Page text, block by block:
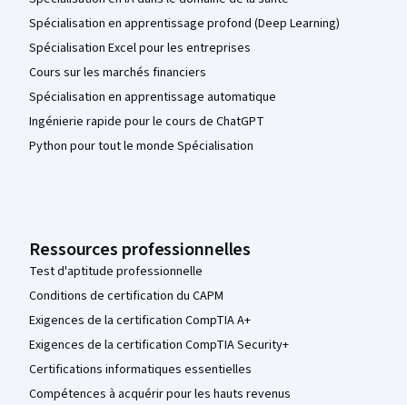
Spécialisation en apprentissage profond (Deep Learning)
Spécialisation Excel pour les entreprises
Cours sur les marchés financiers
Spécialisation en apprentissage automatique
Ingénierie rapide pour le cours de ChatGPT
Python pour tout le monde Spécialisation
Ressources professionnelles
Test d'aptitude professionnelle
Conditions de certification du CAPM
Exigences de la certification CompTIA A+
Exigences de la certification CompTIA Security+
Certifications informatiques essentielles
Compétences à acquérir pour les hauts revenus